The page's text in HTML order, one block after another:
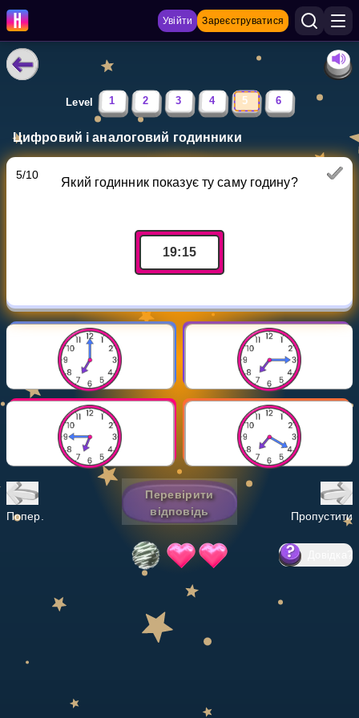
Увійти Зареєструватися
НАВЧАЛЬНІ МАТЕРІАЛИ
Curriculum
Multiplication Master
Показати більше
НАВЧАЛЬНИЙ ПЛАН
Select curriculum
Level 1 2 3 4 5 6
Цифровий і аналоговий годинники
5/10
Який годинник показує ту саму годину?
19:15
Попер.
Перевірити
відповідь
Пропустити
?